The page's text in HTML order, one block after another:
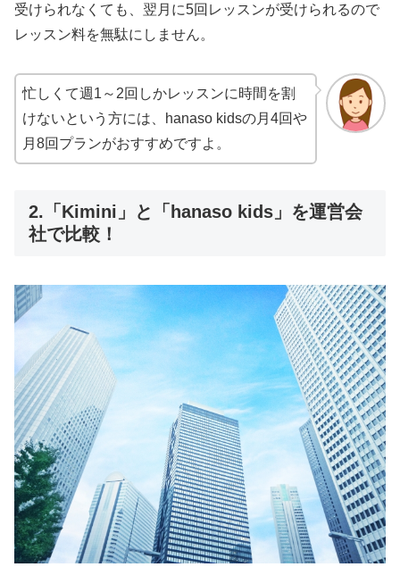
受けられなくても、翌月に5回レッスンが受けられるので
レッスン料を無駄にしません。
忙しくて週1～2回しかレッスンに時間を割
けないという方には、hanaso kidsの月4回や
月8回プランがおすすめですよ。
2.「Kimini」と「hanaso kids」を運営会
社で比較！